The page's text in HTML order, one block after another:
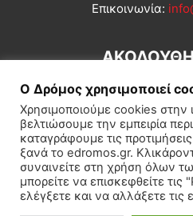
Επικοινωνία:
Εγγραφή συνδρομητή
Πολιτισμός
Ο Δρόμος χρησιμοποιεί
Χρησιμοποιούμε cookies στην
βελτιώσουμε την εμπειρία
καταγράφουμε τις
ξανά το edromos.gr.
συναινείτε στη χρήση όλων
μπορείτε να επισκεφθείτε τις
ελέγξετε και να αλλάξετε τις